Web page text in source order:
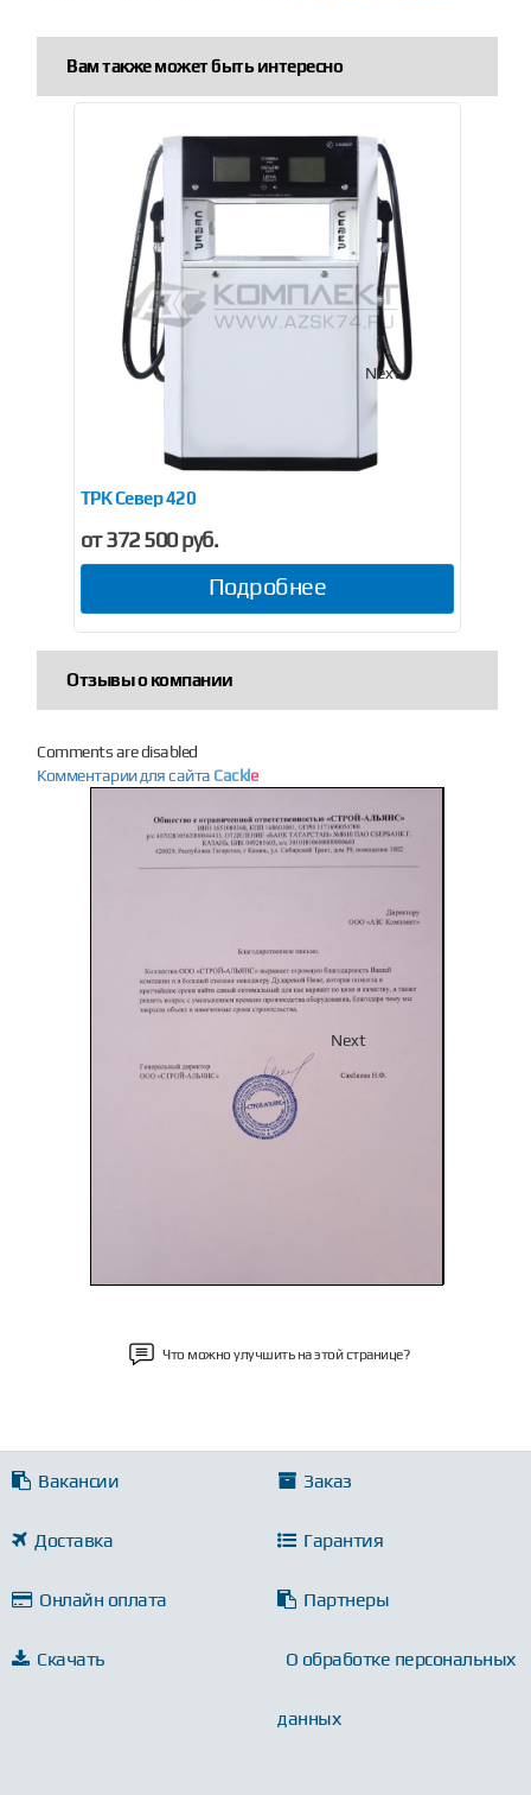
Вам также может быть интересно
Previous
ТРК Север 420
от 372 500 руб.
Подробнее
Next
Отзывы о компании
Comments are disabled
Комментарии для сайта Cackle
Next
Что можно улучшить на этой странице?
Вакансии Заказ
Доставка Гарантия
Онлайн оплата Партнеры
Скачать О обработке персональных
данных